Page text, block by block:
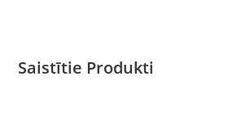
Saistītie Produkti